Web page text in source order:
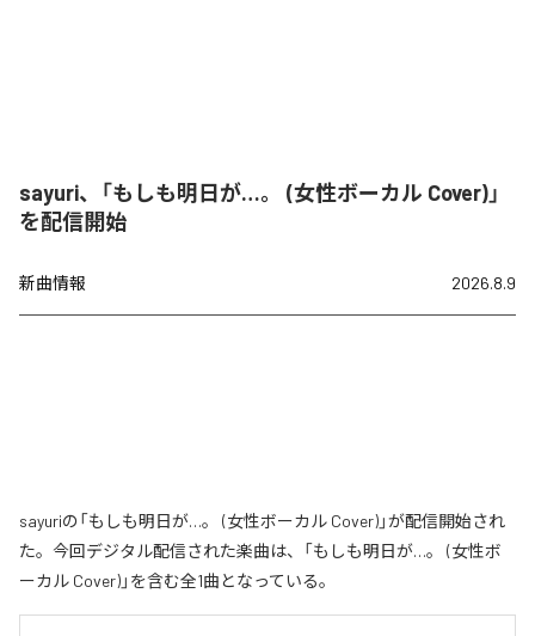
sayuri、「もしも明日が…。 (女性ボーカル Cover)」
を配信開始
新曲情報 2026.8.9
sayuriの「もしも明日が…。 (女性ボーカル Cover)」が配信開始され
た。今回デジタル配信された楽曲は、「もしも明日が…。 (女性ボ
ーカル Cover)」を含む全1曲となっている。